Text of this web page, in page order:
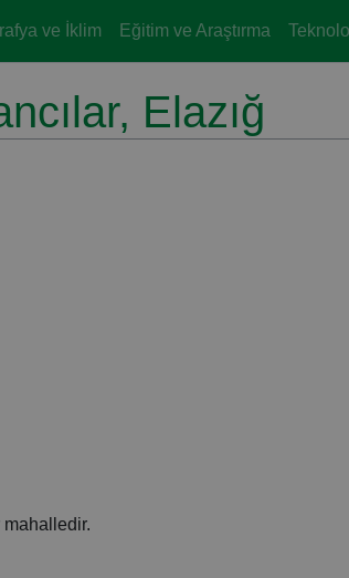
ve İklim Eğitim ve Araştırma
Elazığ